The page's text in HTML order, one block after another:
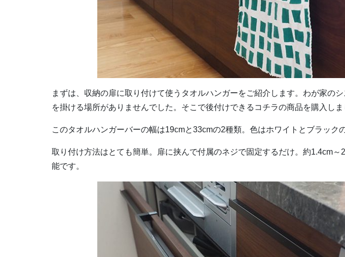
まずは、収納の扉に取り付けて使うタオルハンガーをご紹介します。わが家の
を掛ける場所がありませんでした。そこで後付けできるコチラの商品を購入しま
このタオルハンガーバーの幅は19cmと33cmの2種類。色はホワイトとブラック
取り付け方法はとても簡単。扉に挟んで付属のネジで固定するだけ。約1.4cm
能です。